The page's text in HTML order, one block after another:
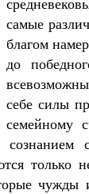
самые
благом
до
себе силы
семейному
только